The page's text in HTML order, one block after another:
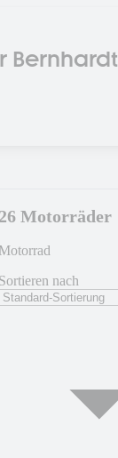
Bernhardt
26 Motorräder
Motorrad
Sortieren nach